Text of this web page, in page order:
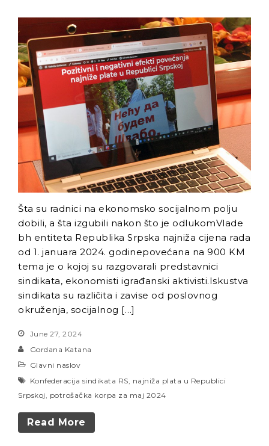
Šta su radnici na ekonomsko socijalnom polju
dobili, a šta izgubili nakon što je odlukomVlade
bh entiteta Republika Srpska najniža cijena rada
od 1. januara 2024. godinepovećana na 900 KM
tema je o kojoj su razgovarali predstavnici
sindikata, ekonomisti igrađanski aktivisti.Iskustva
sindikata su različita i zavise od poslovnog
okruženja, socijalnog […]
June 27, 2024
Gordana Katana
Glavni naslov
Konfederacija sindikata RS, najniža plata u Republici
Srpskoj, potrošačka korpa za maj 2024
Read More